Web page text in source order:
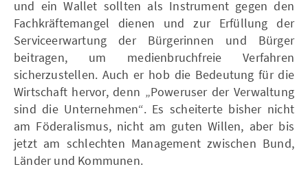
und ein Wallet sollten als Instrument gegen den
Fachkräftemangel dienen und zur Erfüllung der
Serviceerwartung der Bürgerinnen und Bürger
beitragen, um medienbruchfreie Verfahren
sicherzustellen. Auch er hob die Bedeutung für die
Wirtschaft hervor, denn „Poweruser der Verwaltung
sind die Unternehmen“. Es scheiterte bisher nicht
am Föderalismus, nicht am guten Willen, aber bis
jetzt am schlechten Management zwischen Bund,
Länder und Kommunen.